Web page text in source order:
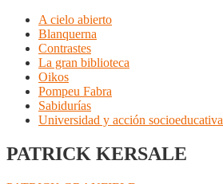
A cielo abierto
Blanquerna
Contrastes
La gran biblioteca
Oikos
Pompeu Fabra
Sabidurías
Universidad y acción socioeducativa
PATRICK KERSALE